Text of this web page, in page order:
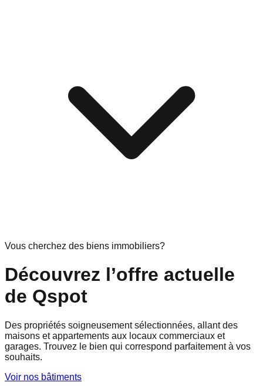
Vous cherchez des biens immobiliers?
Découvrez l’offre actuelle
de Qspot
Des propriétés soigneusement sélectionnées, allant des
maisons et appartements aux locaux commerciaux et
garages. Trouvez le bien qui correspond parfaitement à vos
souhaits.
Voir nos bâtiments